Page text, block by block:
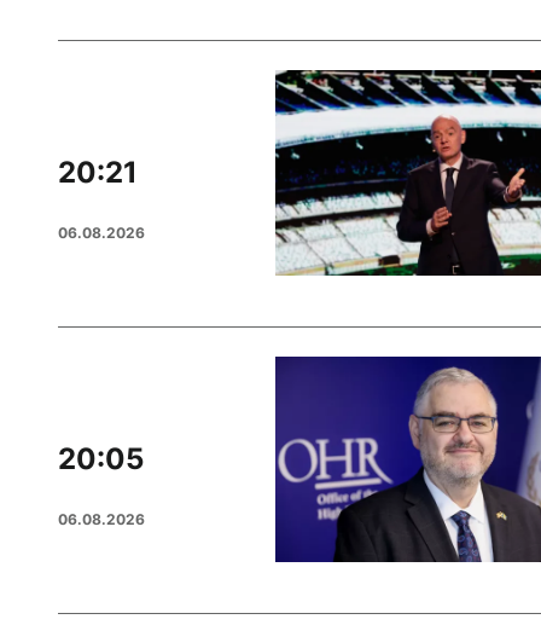
20:21
06.08.2026
20:05
06.08.2026